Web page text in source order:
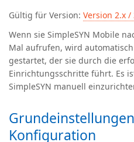
Gültig für Version: Version 2.x /
Wenn sie SimpleSYN Mobile
Mal aufrufen, wird
gestartet, der sie durch die
Einrichtungsschritte führt. Es
SimpleSYN manuell
Konfiguration